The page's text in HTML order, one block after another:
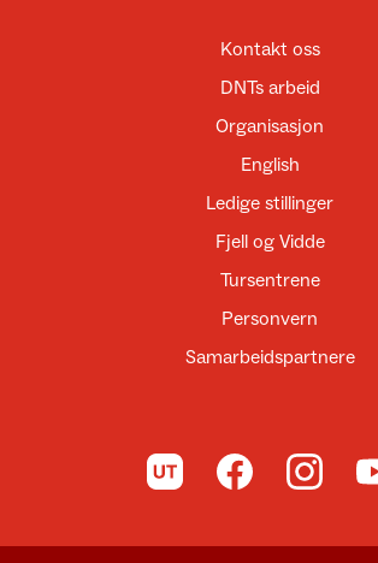
Kontakt oss
DNTs arbeid
Organisasjon
English
Ledige stillinger
Fjell og Vidde
Tursentrene
Personvern
Samarbeidspartnere
Til UT.no Til DNT påTil DNT på
Til